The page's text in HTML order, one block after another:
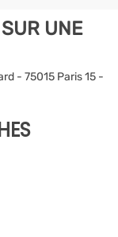
UNE
- 75015 Paris 15 -